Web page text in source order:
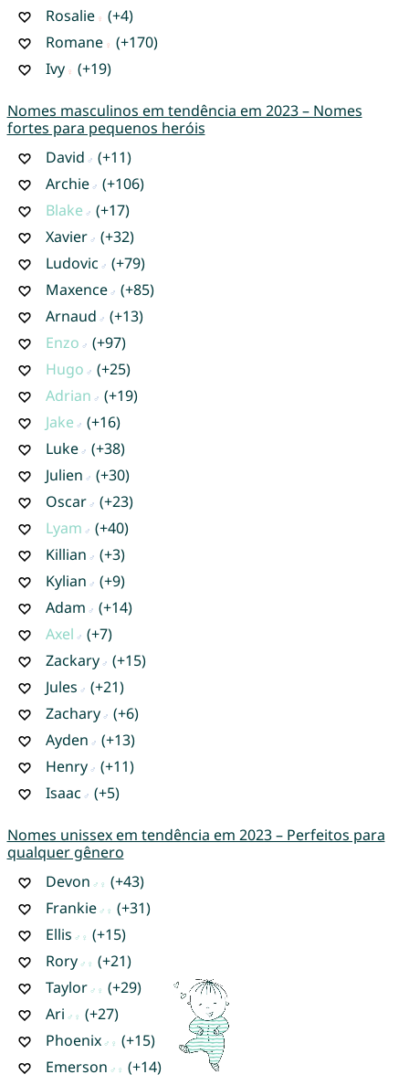
Rosalie
(+4)
Romane
(+170)
Ivy
(+19)
Nomes masculinos em tendência em 2023 – Nomes
fortes para pequenos heróis
David
(+11)
Archie
(+106)
Blake
(+17)
Xavier
(+32)
Ludovic
(+79)
Maxence
(+85)
Arnaud
(+13)
Enzo
(+97)
Hugo
(+25)
Adrian
(+19)
Jake
(+16)
Luke
(+38)
Julien
(+30)
Oscar
(+23)
Lyam
(+40)
Killian
(+3)
Kylian
(+9)
Adam
(+14)
Axel
(+7)
Zackary
(+15)
Jules
(+21)
Zachary
(+6)
Ayden
(+13)
Henry
(+11)
Isaac
(+5)
Nomes unissex em tendência em 2023 – Perfeitos para
qualquer gênero
Devon
(+43)
Frankie
(+31)
Ellis
(+15)
Rory
(+21)
Taylor
(+29)
Ari
(+27)
Phoenix
(+15)
Emerson
(+14)